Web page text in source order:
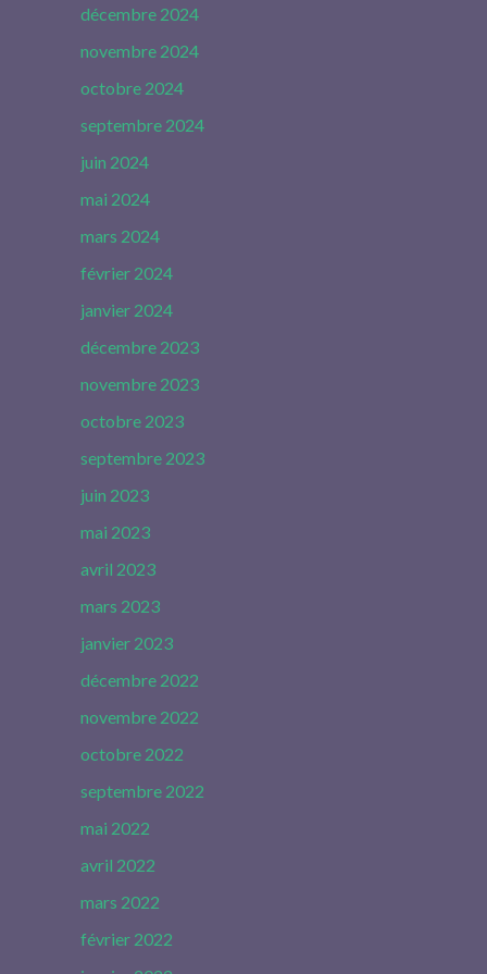
décembre 2024
novembre 2024
octobre 2024
septembre 2024
juin 2024
mai 2024
mars 2024
février 2024
janvier 2024
décembre 2023
novembre 2023
octobre 2023
septembre 2023
juin 2023
mai 2023
avril 2023
mars 2023
janvier 2023
décembre 2022
novembre 2022
octobre 2022
septembre 2022
mai 2022
avril 2022
mars 2022
février 2022